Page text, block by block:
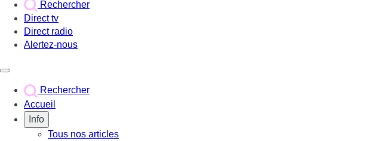
Rechercher
Direct tv
Direct radio
Alertez-nous
Rechercher
Accueil
Info
Tous nos articles